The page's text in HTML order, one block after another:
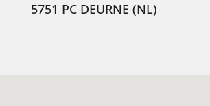
5751 PC DEURNE (NL)